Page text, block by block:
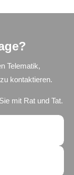
Telematik,
kontaktieren.
mit Rat und Tat.